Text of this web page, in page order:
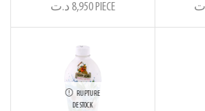
8,950 د.ت PIECE
RUPTURE
DE STOCK